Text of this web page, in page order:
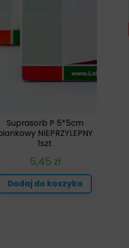
Suprasorb P 5*5cm
NIEPRZYLEPNY
1szt
5,45 zł
Dodaj do koszyka